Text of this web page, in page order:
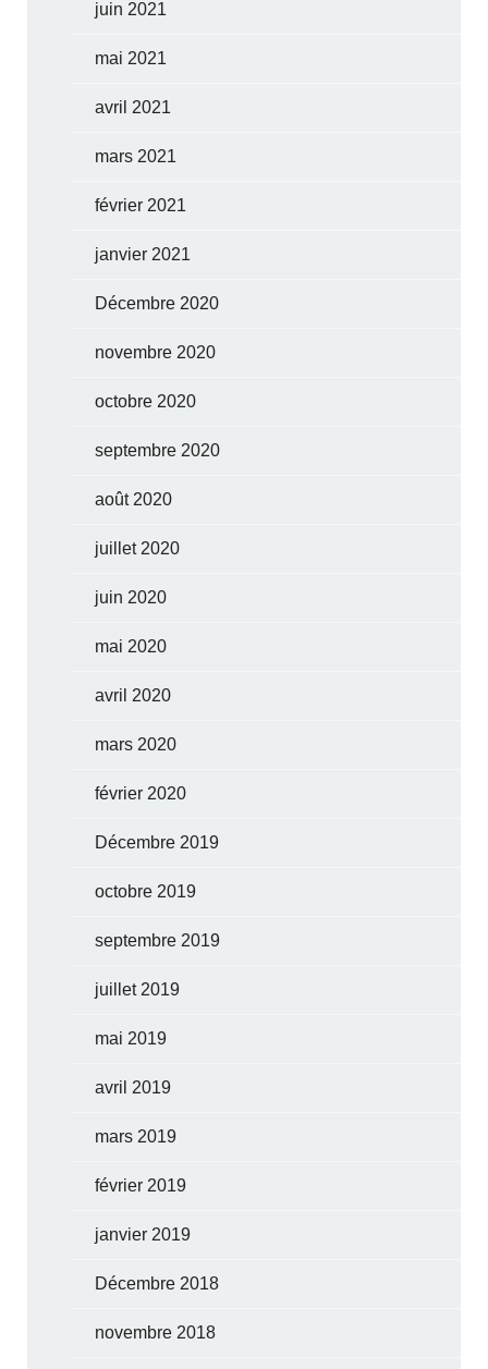
juin 2021
mai 2021
avril 2021
mars 2021
février 2021
janvier 2021
Décembre 2020
novembre 2020
octobre 2020
septembre 2020
août 2020
juillet 2020
juin 2020
mai 2020
avril 2020
mars 2020
février 2020
Décembre 2019
octobre 2019
septembre 2019
juillet 2019
mai 2019
avril 2019
mars 2019
février 2019
janvier 2019
Décembre 2018
novembre 2018